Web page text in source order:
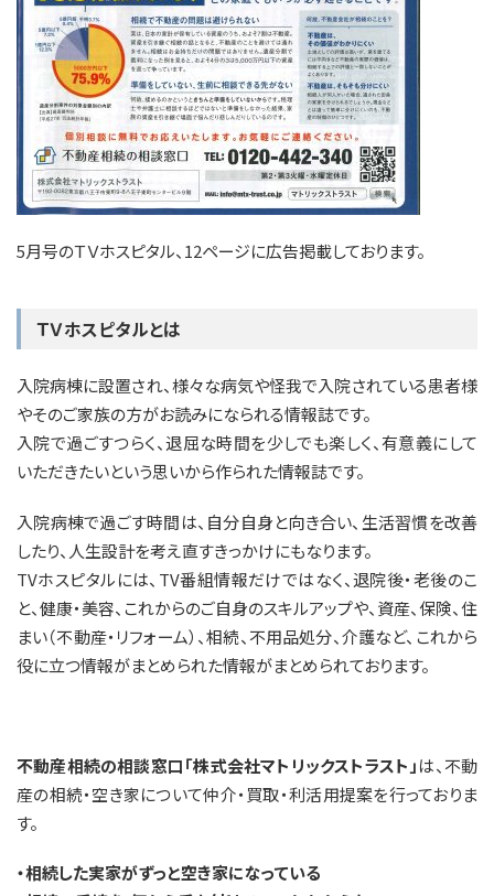
5月号のＴＶホスピタル、12ページに広告掲載しております。
ＴＶホスピタルとは
入院病棟に設置され、様々な病気や怪我で入院されている患者様
やそのご家族の方がお読みになられる情報誌です。
入院で過ごすつらく、退屈な時間を少しでも楽しく、有意義にして
いただきたいという思いから作られた情報誌です。
入院病棟で過ごす時間は、自分自身と向き合い、生活習慣を改善
したり、人生設計を考え直すきっかけにもなります。
TVホスピタルには、TV番組情報だけではなく、退院後・老後のこ
と、健康・美容、これからのご自身のスキルアップや、資産、保険、住
まい（不動産・リフォーム）、相続、不用品処分、介護など、これから
役に立つ情報がまとめられた情報がまとめられております。
不動産相続の相談窓口「株式会社マトリックストラスト」は、不動
産の相続・空き家について仲介・買取・利活用提案を行っておりま
す。
・相続した実家がずっと空き家になっている